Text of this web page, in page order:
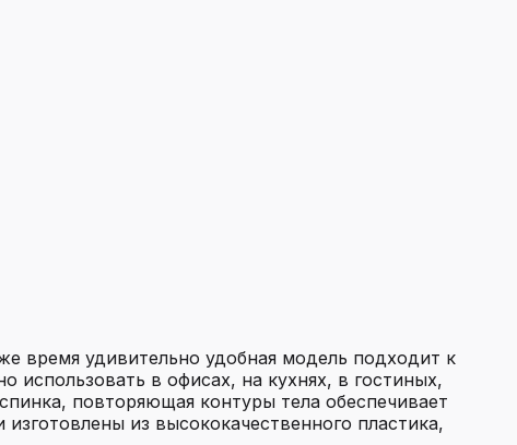
время удивительно удобная модель подходит к
в офисах, на кухнях, в гостиных,
повторяющая контуры тела обеспечивает
из высококачественного пластика,